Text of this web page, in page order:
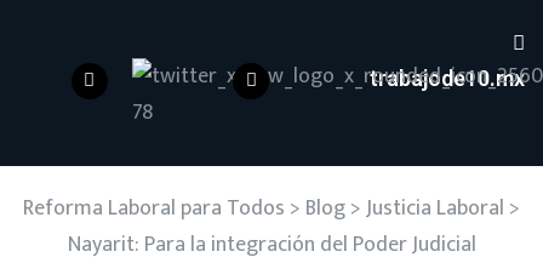
trabajode10.mx
Reforma Laboral para Todos > Blog>Justicia Laboral >
Nayarit: Para la integración del Poder Judicial